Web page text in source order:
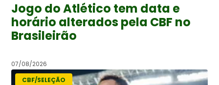
Jogo do Atlético tem data e
horário alterados pela CBF no
Brasileirão
07/08/2026
CBF/SELEÇÃO